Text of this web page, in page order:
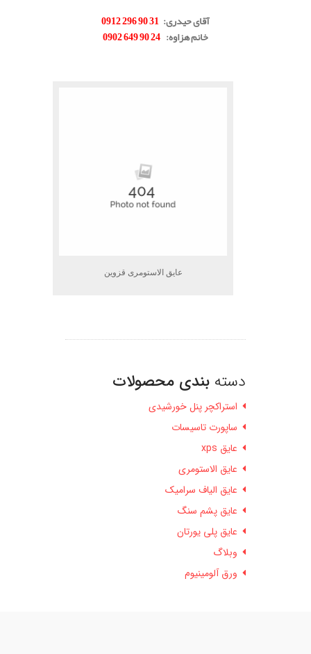
آقای حیدری:
31 90 296 0912
خانم هزاوه:
24 90 649 0902
عایق الاستومری قزوین
دسته بندی محصولات
استراکچر پنل خورشیدی
ساپورت تاسیسات
عایق xps
عایق الاستومری
عایق الیاف سرامیک
عایق پشم سنگ
عایق پلی یورتان
وبلاگ
ورق آلومینیوم